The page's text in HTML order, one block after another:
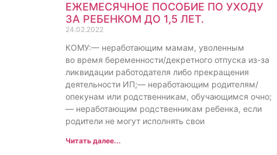
ЕЖЕМЕСЯЧНОЕ ПОСОБИЕ ПО УХОДУ
ЗА РЕБЕНКОМ ДО 1,5 ЛЕТ.
24.02.2022
КОМУ:— неработающим мамам, уволенным
во время беременности/декретного отпуска из-за
ликвидации работодателя либо прекращения
деятельности ИП;— неработающим родителям/
опекунам или родственникам, обучающимся очно;
— неработающим родственникам ребенка, если
родители не могут исполнять свои
Читать далее...